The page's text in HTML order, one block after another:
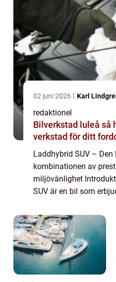
02 juni 2026 Karl
redaktionel
Bilverkstad luleå så hittar du rätt
verkstad för ditt
Laddhybrid SUV – Den
kombinationen av
miljövänlighet
SUV är en bil som
chassi kombinerat
teknologin hos ...